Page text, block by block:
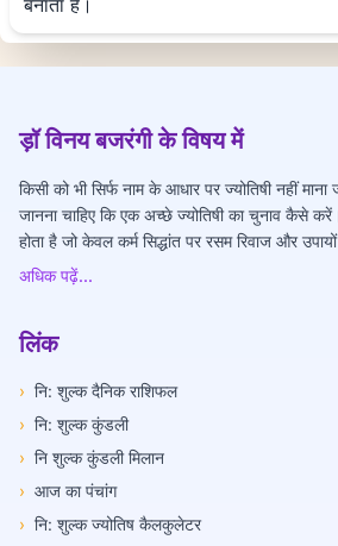
बनाता है।
ड़ॉ विनय बजरंगी के विषय में
किसी को भी सिर्फ नाम के आधार पर ज्योतिषी नहीं
जानना चाहिए कि एक अच्छे ज्योतिषी का चुनाव कैसे
होता है जो केवल कर्म सिद्धांत पर रसम रिवाज और
अधिक पढ़ें...
लिंक
› नि: शुल्क दैनिक राशिफल
› नि: शुल्क कुंडली
› नि शुल्क कुंडली मिलान
› आज का पंचांग
› नि: शुल्क ज्योतिष कैलकुलेटर